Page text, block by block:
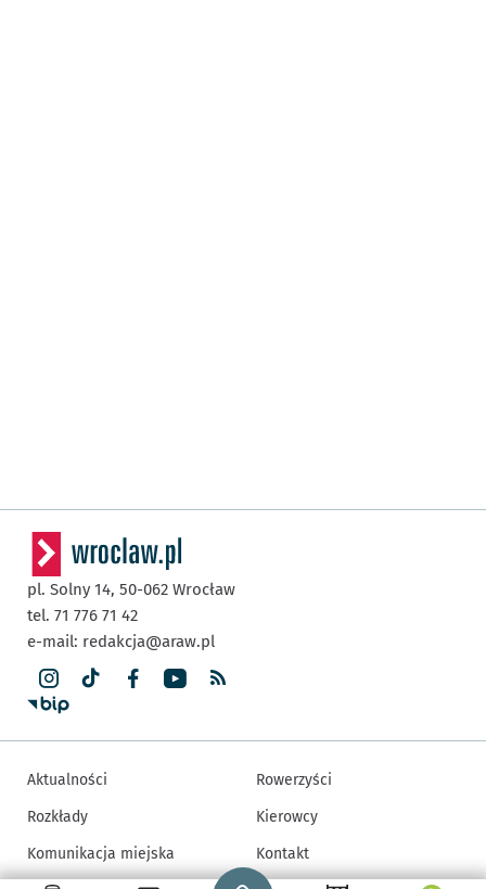
Strona główna - wroclaw.pl
pl. Solny 14, 50-062 Wrocław
tel. 71 776 71 42
e-mail: redakcja@araw.pl
Aktualności
Rozkłady
Komunikacja miejska
Rowerzyści
Kierowcy
Kontakt